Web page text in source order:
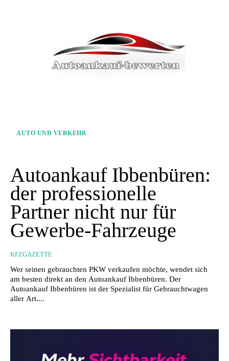
AUTO UND VERKEHR
Autoankauf Ibbenbüren:
der professionelle
Partner nicht nur für
Gewerbe-Fahrzeuge
KFZGAZETTE
Wer seinen gebrauchten PKW verkaufen möchte, wendet sich
am besten direkt an den Autoankauf Ibbenbüren. Der
Autoankauf Ibbenbüren ist der Spezialist für Gebrauchtwagen
aller Art....